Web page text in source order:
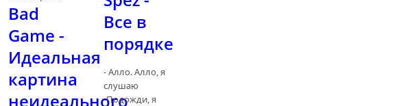
Bad
Game -
Идеальная
картина
неидеального
Все в
порядке
- Алло. Алло, я
слушаю
-Подожди, я